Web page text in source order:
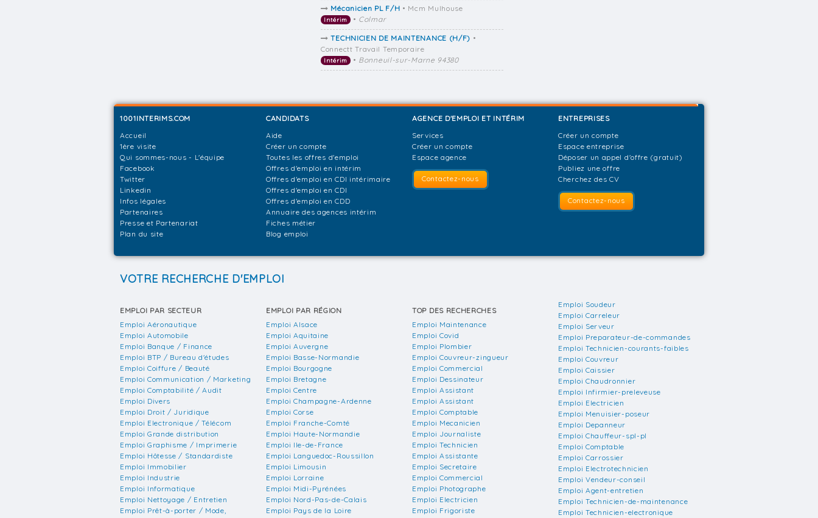
Mécanicien PL F/H • Mcm Mulhouse
Intérim • Colmar
TECHNICIEN DE MAINTENANCE (H/F) •
Connectt Travail Temporaire
Intérim • Bonneuil-sur-Marne 94380
1001INTERIMS.COM
Accueil
1ère visite
Qui sommes-nous - L'équipe
Facebook
Twitter
Linkedin
Infos légales
Partenaires
Presse et Partenariat
Plan du site
CANDIDATS
Aide
Créer un compte
Toutes les offres d'emploi
Offres d'emploi en intérim
Offres d'emploi en CDI intérimaire
Offres d'emploi en CDI
Offres d'emploi en CDD
Annuaire des agences intérim
Fiches métier
Blog emploi
AGENCE D'EMPLOI ET INTÉRIM
Services
Créer un compte
Espace agence
Contactez-nous
ENTREPRISES
Créer un compte
Espace entreprise
Déposer un appel d'offre (gratuit)
Publiez une offre
Cherchez des CV
Contactez-nous
VOTRE RECHERCHE D'EMPLOI
EMPLOI PAR SECTEUR
Emploi Aéronautique
Emploi Automobile
Emploi Banque / Finance
Emploi BTP / Bureau d'études
Emploi Coiffure / Beauté
Emploi Communication / Marketing
Emploi Comptabilité / Audit
Emploi Divers
Emploi Droit / Juridique
Emploi Electronique / Télécom
Emploi Grande distribution
Emploi Graphisme / Imprimerie
Emploi Hôtesse / Standardiste
Emploi Immobilier
Emploi Industrie
Emploi Informatique
Emploi Nettoyage / Entretien
Emploi Prêt-à-porter / Mode,
EMPLOI PAR RÉGION
Emploi Alsace
Emploi Aquitaine
Emploi Auvergne
Emploi Basse-Normandie
Emploi Bourgogne
Emploi Bretagne
Emploi Centre
Emploi Champagne-Ardenne
Emploi Corse
Emploi Franche-Comté
Emploi Haute-Normandie
Emploi Ile-de-France
Emploi Languedoc-Roussillon
Emploi Limousin
Emploi Lorraine
Emploi Midi-Pyrénées
Emploi Nord-Pas-de-Calais
Emploi Pays de la Loire
TOP DES RECHERCHES
Emploi Maintenance
Emploi Covid
Emploi Plombier
Emploi Couvreur-zingueur
Emploi Commercial
Emploi Dessinateur
Emploi Assistant
Emploi Assistant
Emploi Comptable
Emploi Mecanicien
Emploi Journaliste
Emploi Technicien
Emploi Assistante
Emploi Secretaire
Emploi Commercial
Emploi Photographe
Emploi Electricien
Emploi Frigoriste
Emploi Soudeur
Emploi Carreleur
Emploi Serveur
Emploi Preparateur-de-commandes
Emploi Technicien-courants-faibles
Emploi Couvreur
Emploi Caissier
Emploi Chaudronnier
Emploi Infirmier-preleveuse
Emploi Electricien
Emploi Menuisier-poseur
Emploi Depanneur
Emploi Chauffeur-spl-pl
Emploi Comptable
Emploi Carrossier
Emploi Electrotechnicien
Emploi Vendeur-conseil
Emploi Agent-entretien
Emploi Technicien-de-maintenance
Emploi Technicien-electronique